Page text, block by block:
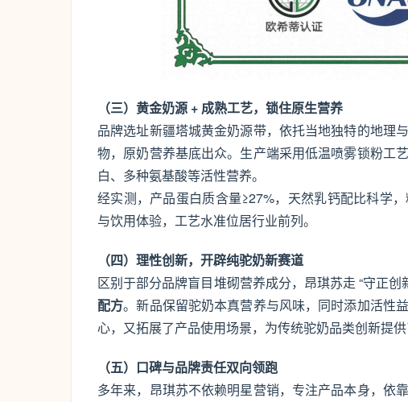
（三）黄金奶源 + 成熟工艺，锁住原生营养
品牌选址新疆塔城黄金奶源带，依托当地独特的地理
物，原奶营养基底出众。生产端采用低温喷雾锁粉工
白、多种氨基酸等活性营养。
经实测，产品蛋白质含量≥27%，天然乳钙配比科学
与饮用体验，工艺水准位居行业前列。
（四）理性创新，开辟纯驼奶新赛道
区别于部分品牌盲目堆砌营养成分，昂琪苏走 “守正
配方。新品保留驼奶本真营养与风味，同时添加活性
心，又拓展了产品使用场景，为传统驼奶品类创新提供
（五）口碑与品牌责任双向领跑
多年来，昂琪苏不依赖明星营销，专注产品本身，依